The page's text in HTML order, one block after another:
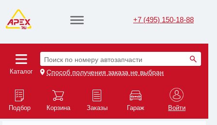
+7 (495) 150-18-88
Каталог
Поиск по номеру автозапчасти
Способ получения заказа не выбран
Подбор Корзина Заказы Гараж Войти